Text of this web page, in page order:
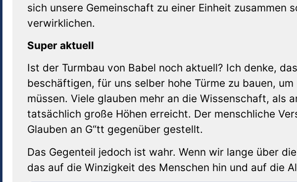
sich unsere Gemeinschaft zu einer Einheit zusammen
verwirklichen.
Super aktuell
Ist der Turmbau von Babel noch aktuell? Ich denke,
beschäftigen, für uns selber hohe Türme zu bauen,
müssen. Viele glauben mehr an die Wissenschaft, als
tatsächlich große Höhen erreicht. Der menschliche
Glauben an G“tt gegenüber gestellt.
Das Gegenteil jedoch ist wahr. Wenn wir lange über
das auf die Winzigkeit des Menschen hin und auf die